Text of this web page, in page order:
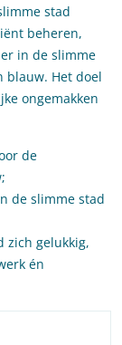
stad
beheren,
in de slimme
blauw. Het doel
ongemakken
de
de slimme stad
zich gelukkig,
én